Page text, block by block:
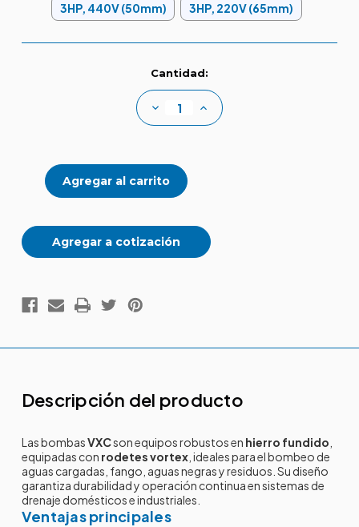
3HP, 440V (50mm) 3HP, 220V (65mm)
Cantidad:
Disminuir
cantidad
VORTEX
trifásico
VXC
Aumentar
cantidad
Agregar a cotización
Descripción del producto
Las bombasVXCson equipos robustos en hierro fundido
equipadas con rodetes vortex, ideales para el bombeo de
aguas cargadas, fango, aguas negras y residuos. Su diseño
garantiza durabilidad y operación continua en sistemas de
drenaje domésticos e industriales.
Ventajas principales